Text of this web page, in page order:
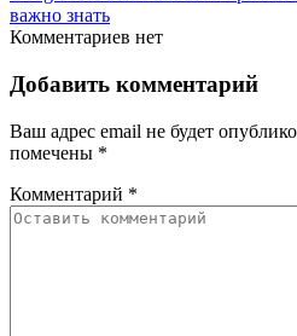
важно знать
Комментариев нет
Добавить комментарий
Ваш адрес email не будет
помечены *
Комментарий *